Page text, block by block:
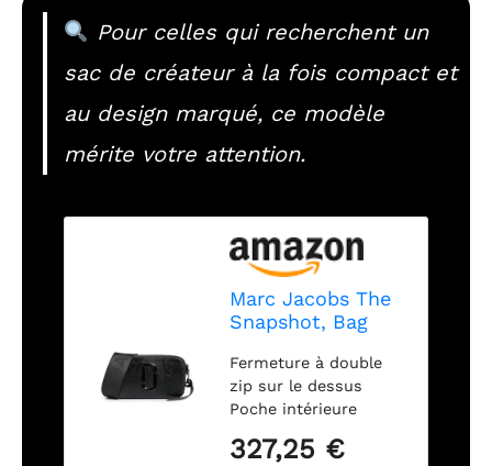
Pour celles qui recherchent un
sac de créateur à la fois compact et
au design marqué, ce modèle
mérite votre attention.
Marc Jacobs The
Snapshot, Bag
Fermeture à double
zip sur le dessus
Poche intérieure
extérieure plaquée
327,25 €